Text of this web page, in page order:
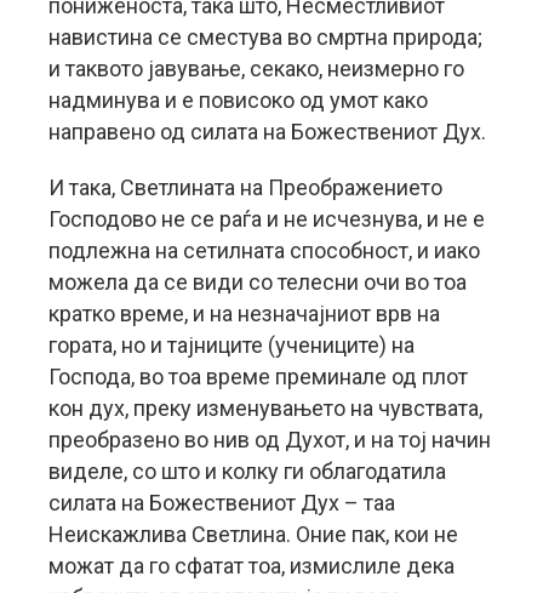
пониженоста, така што, Несместливиот
навистина се сместува во смртна природа;
и таквото јавување, секако, неизмерно го
надминува и е повисоко од умот како
направено од силата на Божествениот Дух.
И така, Светлината на Преображението
Господово не се раѓа и не исчезнува, и не е
подлежна на сетилната способност, и иако
можела да се види со телесни очи во тоа
кратко време, и на незначајниот врв на
гората, но и тајниците (учениците) на
Господа, во тоа време преминале од плот
кон дух, преку изменувањето на чувствата,
преобразено во нив од Духот, и на тој начин
виделе, со што и колку ги облагодатила
силата на Божествениот Дух – таа
Неискажлива Светлина. Оние пак, кои не
можат да го сфатат тоа, измислиле дека